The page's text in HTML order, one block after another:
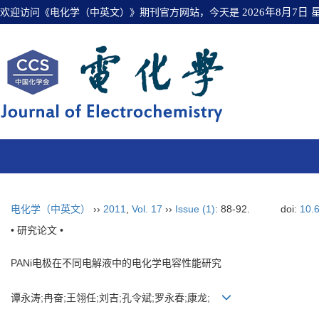
欢迎访问《电化学（中英文）》期刊官方网站，今天是 2026年8月7日
电化学（中英文） ›› 2011 Vol. 17 ›› Issue (1): 88-92. doi:
• 研究论文 •
PANi电极在不同电解液中的电化学电容性能研究
谭永涛;冉奋;王翎任;刘吉;孔令斌;罗永春;康龙;